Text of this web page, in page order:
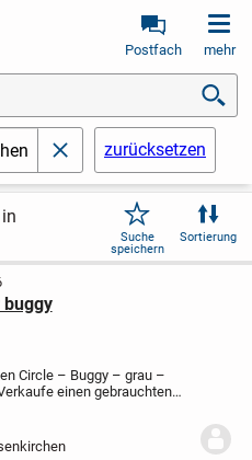
Postfach mehr
schließenzurücksetzen
Suche
speichern
Sortierung
buggy
Circle – Buggy – grau –
einen gebrauchten
/ Buggy von Circle in grau.
zusammenklappen –